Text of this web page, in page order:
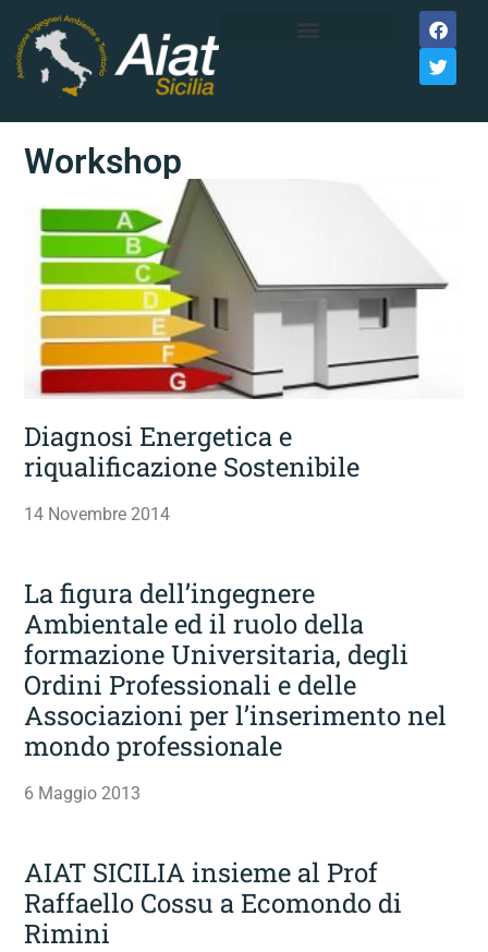
Workshop
Diagnosi Energetica e
riqualificazione Sostenibile
14 Novembre 2014
La figura dell’ingegnere
Ambientale ed il ruolo della
formazione Universitaria, degli
Ordini Professionali e delle
Associazioni per l’inserimento nel
mondo professionale
6 Maggio 2013
AIAT SICILIA insieme al Prof
Raffaello Cossu a Ecomondo di
Rimini